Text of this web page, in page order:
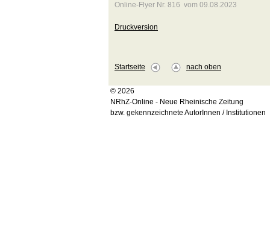
Online-Flyer Nr. 816 vom 09.08.2023
Druckversion
Startseite nach oben
© 2026
NRhZ-Online - Neue Rheinische Zeitung
bzw. gekennzeichnete AutorInnen / Institutionen